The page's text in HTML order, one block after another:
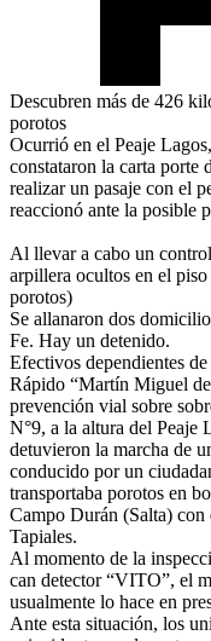
Descubren más de 426
porotos
Ocurrió en el Peaje
constataron la carta porte
realizar un pasaje con el
reaccionó ante la posible
Al llevar a cabo un
arpillera ocultos en el
porotos)
Se allanaron dos
Fe. Hay un detenido.
Efectivos dependientes
Rápido “Martín Miguel
prevención vial sobre
N°9, a la altura del Peaje
detuvieron la marcha de
conducido por un
transportaba porotos en
Campo Durán (Salta) con
Tapiales.
Al momento de la
can detector “VITO”, el
usualmente lo hace en
Ante esta situación, los